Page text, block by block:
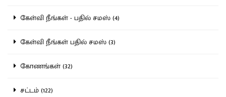
கேள்வி நீங்கள் - பதில் சமஸ் (4)
கேள்வி நீங்கள் பதில் சமஸ் (3)
கோணங்கள் (32)
சட்டம் (122)